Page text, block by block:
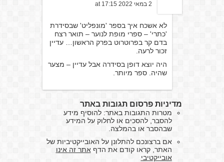
2 במאי 2022 at 17:15
לא אשכח איך בספר 'מונפליט' שבסידרת
'כתרי' – ספרי מופת לנוער – תואר רצח
בדם קר בפרוטרוט בפרק הראשון… עדיין
זכור לרעה.
היה יוצא דופן בסידרה אבל עדיין – מצער
שהיה. ספר מיותר.
מדיניות פרסום תגובות באתר
מטרות התגובות באתר: להוסיף מידע
להסבר, להסכים או לחלוק על המידע
שבהסבר או בהמלצה.
אם ברצונכם להתלונן על האובייקטיביות של
האתר, קראו קודם את הדףאתר זה אינו
אובייקטיבי